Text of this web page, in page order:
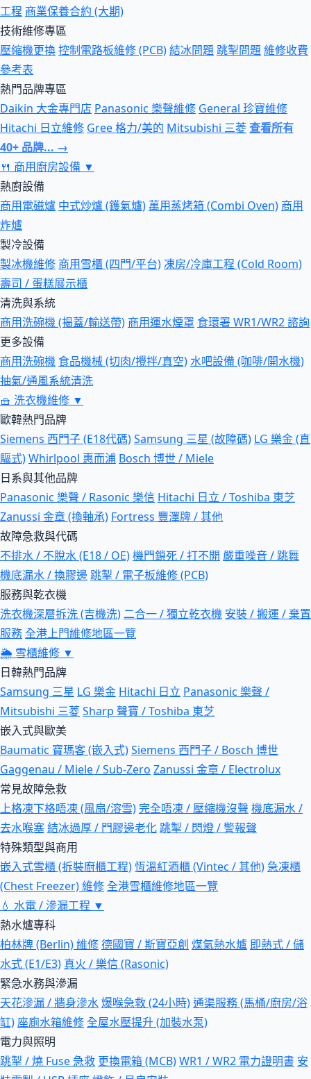
工程 商業保養合約 (大期)
技術維修專區
壓縮機更換控制電路板維修 (PCB)結冰問題跳掣問題維修收費
參考表
熱門品牌專區
Daikin 大金專門店 Panasonic 樂聲維修 General 珍寶維修
Hitachi 日立維修 Gree 格力/美的 Mitsubishi 三菱查看所有
40+ 品牌... →
🍴 商用廚房設備 ▼
熱廚設備
商用電磁爐 中式炒爐 (鑊氣爐) 萬用蒸烤箱 (Combi Oven) 商用
炸爐
製冷設備
製冰機維修 商用雪櫃 (四門/平台)凍房/冷庫工程 (Cold Room)
壽司 / 蛋糕展示櫃
清洗與系統
商用洗碗機 (揭蓋/輸送帶) 商用運水煙罩 食環署 WR1/WR2 諮詢
更多設備
商用洗碗機 食品機械 (切肉/攪拌/真空)水吧設備 (咖啡/開水機)
抽氣/通風系統清洗
🧺 洗衣機維修 ▼
歐韓熱門品牌
Siemens 西門子 (E18代碼)Samsung 三星 (故障碼) LG 樂金 (直
驅式)Whirlpool 惠而浦 Bosch 博世 / Miele
日系與其他品牌
Panasonic 樂聲 / Rasonic 樂信 Hitachi 日立 / Toshiba 東芝
Zanussi 金章 (換軸承) Fortress 豐澤牌 / 其他
故障急救與代碼
不排水 / 不脫水 (E18 / OE)機門鎖死 / 打不開 嚴重噪音 / 跳舞
機底漏水 / 換膠邊跳掣 / 電子板維修 (PCB)
服務與乾衣機
洗衣機深層拆洗 (吉機洗) 二合一 / 獨立乾衣機 安裝 / 搬運 / 棄置
服務全港上門維修地區一覽
🌦 雪櫃維修 ▼
日韓熱門品牌
Samsung 三星 LG 樂金 Hitachi 日立 Panasonic 樂聲 /
Mitsubishi 三菱Sharp 聲寶 / Toshiba 東芝
嵌入式與歐美
Baumatic 寶瑪客 (嵌入式)Siemens 西門子 / Bosch 博世
Gaggenau / Miele / Sub-Zero Zanussi 金章 / Electrolux
常見故障急救
上格凍下格唔凍 (風扇/溶雪)完全唔凍 / 壓縮機沒聲 機底漏水 /
去水喉塞結冰過厚 / 門膠邊老化跳掣 / 閃燈 / 警報聲
特殊類型與商用
嵌入式雪櫃 (拆裝廚櫃工程)恆溫紅酒櫃 (Vintec / 其他)急凍櫃
(Chest Freezer) 維修全港雪櫃維修地區一覽
💧 水電 / 滲漏工程 ▼
熱水爐專科
柏林牌 (Berlin) 維修德國寶 / 斯寶亞創 煤氣熱水爐 即熱式 / 儲
水式 (E1/E3) 真火 / 樂信 (Rasonic)
緊急水務與滲漏
天花滲漏 / 牆身滲水爆喉急救 (24小時)通渠服務 (馬桶/廚房/浴
缸) 座廁水箱維修全屋水壓提升 (加裝水泵)
電力與照明
跳掣 / 燒 Fuse 急救 更換電箱 (MCB)WR1 / WR2 電力證明書 安